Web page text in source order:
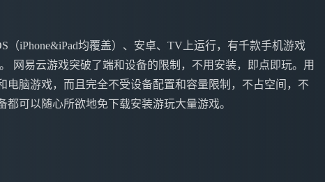
（iPhone&iPad均覆盖）、安卓、TV上运行，有千款手机游戏
网易云游戏突破了端和设备的限制，不用安装，即点即玩。用
电脑游戏，而且完全不受设备配置和容量限制，不占空间，不
可以随心所欲地免下载安装游玩大量游戏。